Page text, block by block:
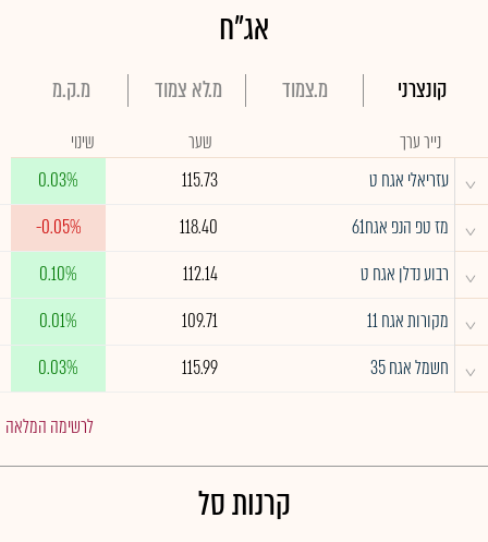
אג"ח
קונצרני מ.צמוד מ.לא צמוד מ.ק.מ
נייר ערך שער שינוי
^ עזריאלי אגח ט 115.73
0.03%
^ מז טפ הנפ אגח61 118.40
-0.05%
^ רבוע נדלן אגח ט 112.14
0.10%
^ מקורות אגח 11 109.71
0.01%
^ חשמל אגח 35 115.99
0.03%
לרשימה המלאה
קרנות סל